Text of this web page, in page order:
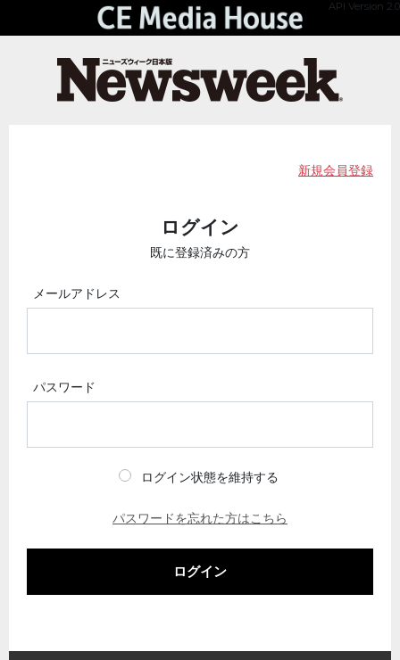
API Version 2.0
新規会員登録
ログイン
既に登録済みの方
メールアドレス
パスワード
ログイン状態を維持する
パスワードを忘れた方はこちら
ログイン